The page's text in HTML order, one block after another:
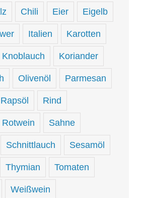
Chili Eier Eigelb
Italien Karotten
Knoblauch Koriander
Olivenöl Parmesan
Rapsöl Rind
Rotwein Sahne
Schnittlauch Sesamöl
Thymian Tomaten
Weißwein